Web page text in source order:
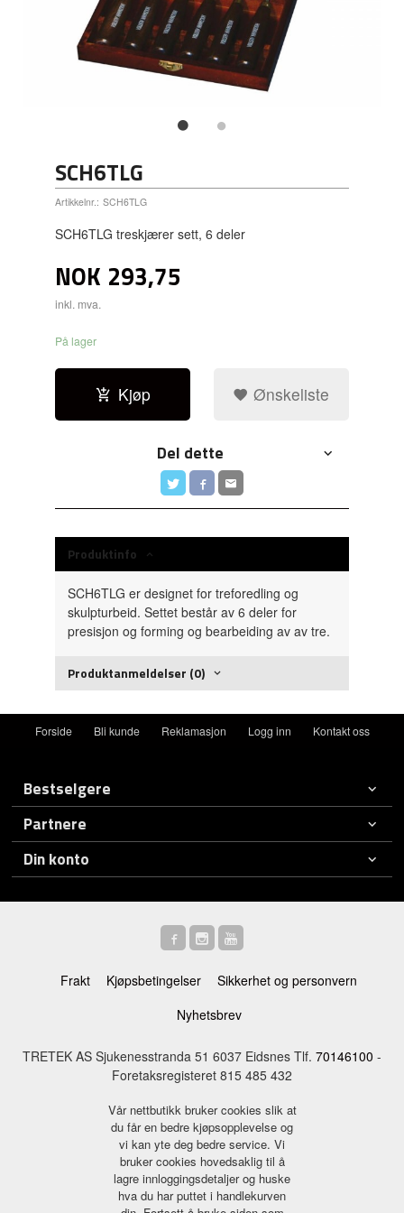
SCH6TLG
Artikkelnr.: SCH6TLG
SCH6TLG treskjærer sett, 6 deler
NOK 293,75
inkl. mva.
På lager
Kjøp Ønskeliste
Del dette
Produktinfo
SCH6TLG er designet for treforedling og
skulpturbeid. Settet består av 6 deler for
presisjon og forming og bearbeiding av av tre.
Produktanmeldelser (0)
Forside Bli kunde Reklamasjon Logg inn Kontakt oss
Bestselgere
Partnere
Din konto
Frakt Kjøpsbetingelser
Sikkerhet og personvern
Nyhetsbrev
TRETEK AS Sjukenesstranda 51 6037 Eidsnes Tlf. 70146100 -
Foretaksregisteret 815 485 432
Vår nettbutikk bruker cookies slik at
du får en bedre kjøpsopplevelse og
vi kan yte deg bedre service. Vi
bruker cookies hovedsaklig til å
lagre innloggingsdetaljer og huske
hva du har puttet i handlekurven